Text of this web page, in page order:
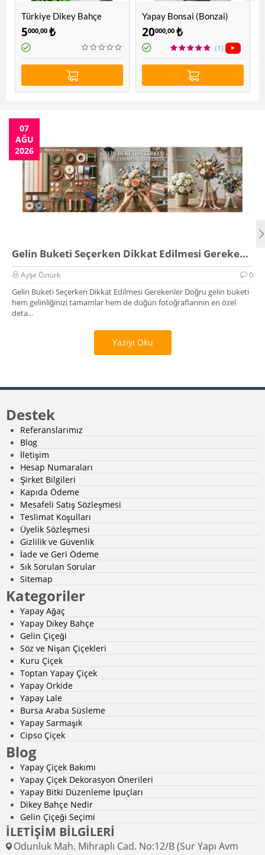
Türkiye Dikey Bahçe
5000,00 ₺
Yapay Bonsai (Bonzai)
Ağacı 1.60 Mt
20000,00 ₺
(1)
07
AĞU
2026
Gelin Buketi Seçerken Dikkat Edilmesi Gerekenler
Ayşe Öztürk 0
Gelin Buketi Seçerken Dikkat Edilmesi Gerekenler Doğru gelin buketi
hem gelinliğinizi tamamlar hem de düğün fotoğraflarının en özel
deta...
Yazıyı Oku
Destek
Referanslarımız
Blog
İletişim
Hesap Numaraları
Şirket Bilgileri
Kapıda Ödeme
Mesafeli Satış Sözleşmesi
Teslimat Koşulları
Üyelik Sözleşmesi
Gizlilik ve Güvenlik
İade ve Geri Ödeme
Sık Sorulan Sorular
Sitemap
Kategoriler
Yapay Ağaç
Yapay Dikey Bahçe
Gelin Çiçeği
Söz ve Nişan Çiçekleri
Kuru Çiçek
Toptan Yapay Çiçek
Yapay Orkide
Yapay Lale
Bursa Araba Süsleme
Yapay Sarmaşık
Cipso Çiçek
Blog
Yapay Çiçek Bakımı
Yapay Çiçek Dekorasyon Önerileri
Yapay Bitki Düzenleme İpuçları
Dikey Bahçe Nedir
Gelin Çiçeği Seçimi
İLETİŞİM BİLGİLERİ
Odunluk Mah. Mihraplı Cad. No:12/B (Sur Yapı Avm